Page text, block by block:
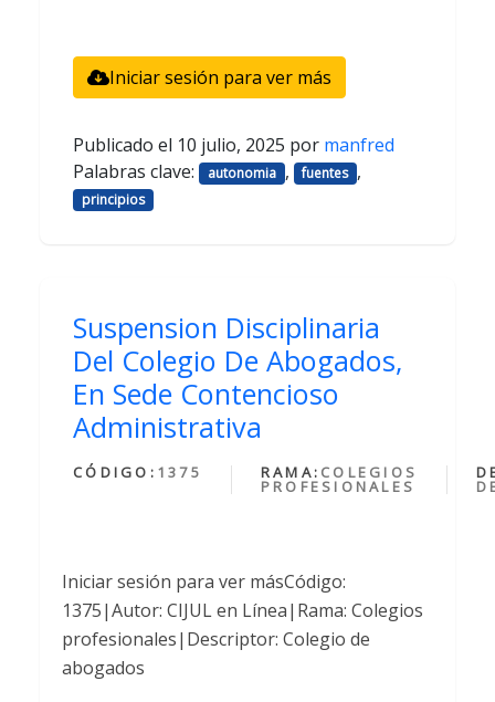
Iniciar sesión para ver más
Publicado el 10 julio, 2025 por manfred
Palabras clave:
autonomia , fuentes ,
principios
Suspension Disciplinaria
Del Colegio De Abogados,
En Sede Contencioso
Administrativa
CÓDIGO: 1375 RAMA: COLEGIOS
PROFESIONALES
Iniciar sesión para ver másCódigo:
1375|Autor: CIJUL en Línea|Rama: Colegios
profesionales|Descriptor: Colegio de
abogados